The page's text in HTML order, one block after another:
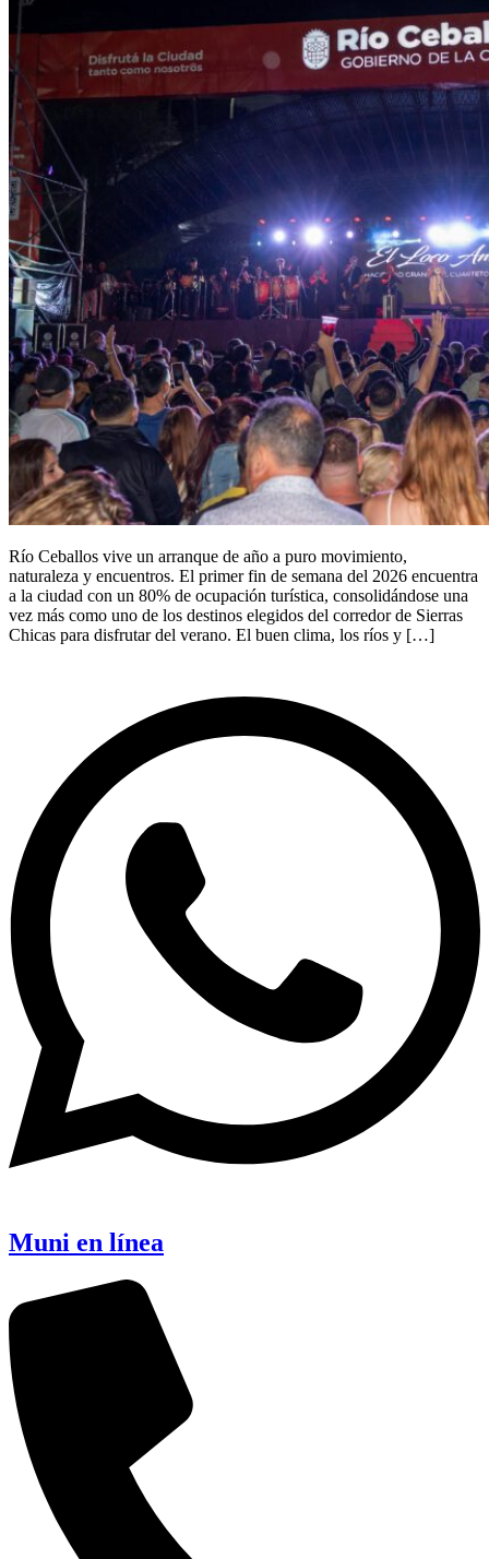
Río Ceballos vive un arranque de año a puro movimiento,
naturaleza y encuentros. El primer fin de semana del 2026 encuentra
a la ciudad con un 80% de ocupación turística, consolidándose una
vez más como uno de los destinos elegidos del corredor de Sierras
Chicas para disfrutar del verano. El buen clima, los ríos y […]
Muni en línea